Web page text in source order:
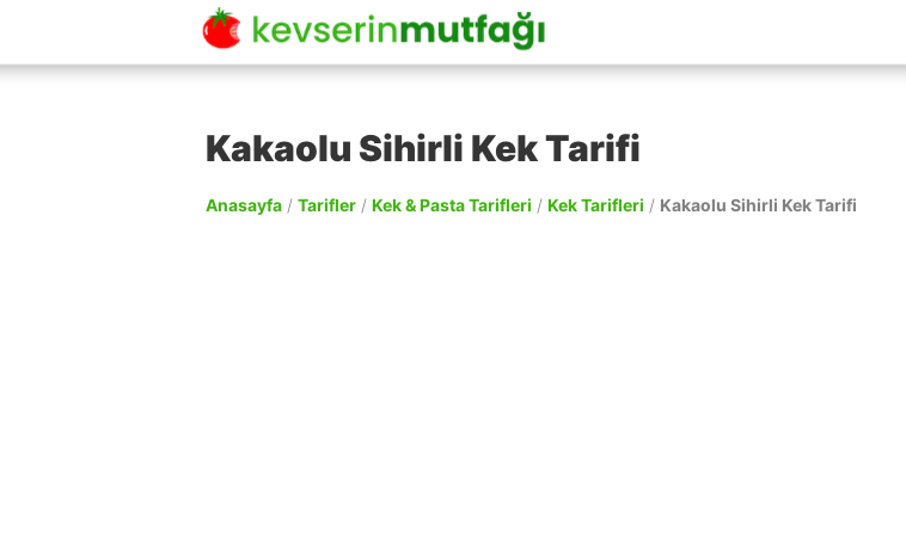
Kakaolu Sihirli Kek Tarifi
Anasayfa / Tarifler / Kek & Pasta Tarifleri / Kek Tarifleri / Kakaolu Sihirli Kek Tarifi